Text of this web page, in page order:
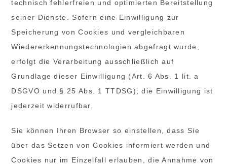
technisch fehlerfreien und optimierten Bereitstellung
seiner Dienste. Sofern eine Einwilligung zur
Speicherung von Cookies und vergleichbaren
Wiedererkennungstechnologien abgefragt wurde,
erfolgt die Verarbeitung ausschließlich auf
Grundlage dieser Einwilligung (Art. 6 Abs. 1 lit. a
DSGVO und § 25 Abs. 1 TTDSG); die Einwilligung ist
jederzeit widerrufbar.
Sie können Ihren Browser so einstellen, dass Sie
über das Setzen von Cookies informiert werden und
Cookies nur im Einzelfall erlauben, die Annahme von